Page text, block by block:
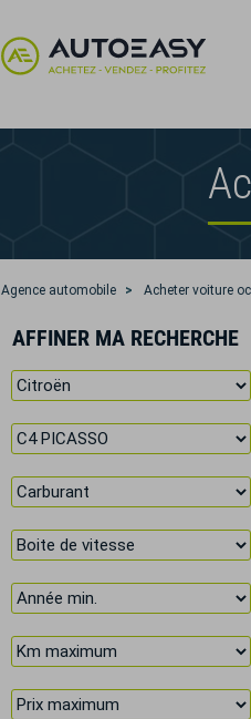
Agence automobile Acheter voiture
AFFINER MA RECHERCHE